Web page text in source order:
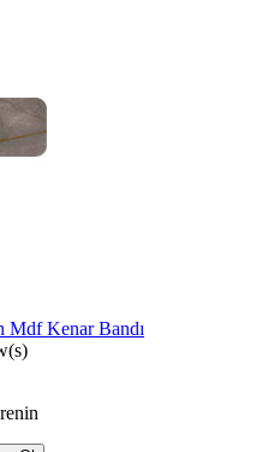
Mdf Kenar Bandı